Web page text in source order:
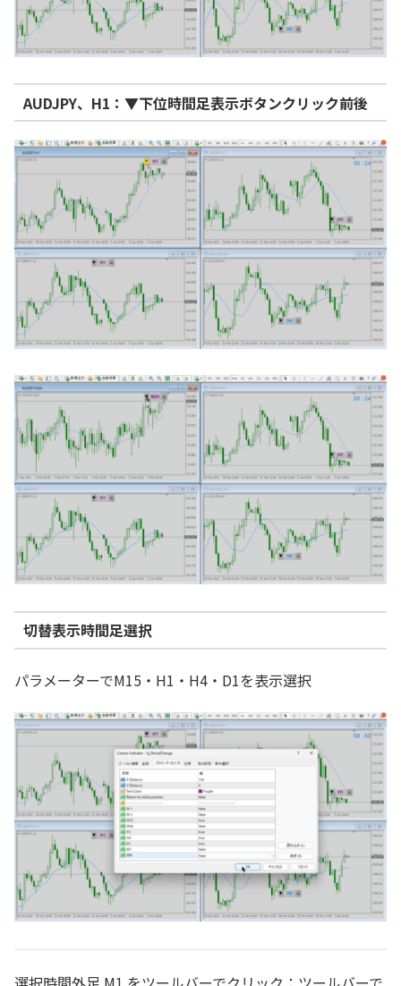
AUDJPY、H1：▼下位時間足表示ボタンクリック前後
切替表示時間足選択
パラメーターでM15・H1・H4・D1を表示選択